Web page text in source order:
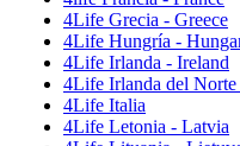
4Life Grecia - Greece
4Life Hungría -
4Life Irlanda - Ireland
4Life Irlanda del
4Life Italia
4Life Letonia - Latvia